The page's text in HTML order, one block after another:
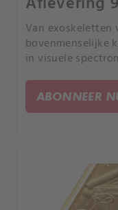
Van
bovenmenselijke
in visuele
mythe snel
ABONNEER